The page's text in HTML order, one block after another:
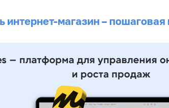
интернет-магазин – пошаговая